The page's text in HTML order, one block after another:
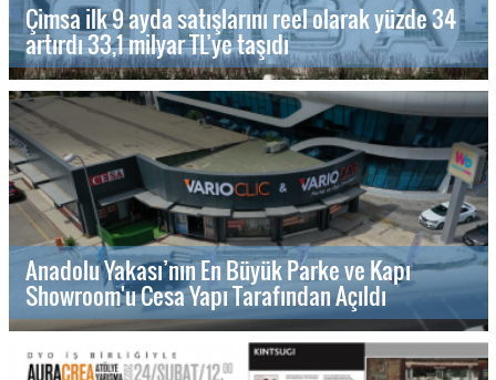
Çimsa ilk 9 ayda satışlarını reel olarak yüzde 34
artırdı 33,1 milyar TL’ye taşıdı
Anadolu Yakası’nın En Büyük Parke ve Kapı
Showroom'u Cesa Yapı Tarafından Açıldı